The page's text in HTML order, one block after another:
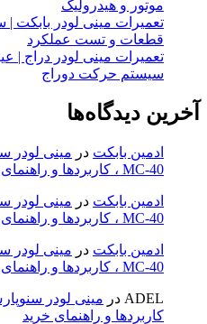
موتور و هیدرولیک
تعمیرات مینی لودر
قطعات و تست عملکرد
تعمیرات مینی لودر دراج |
سیستم حرکت دوراج
آخرین دیدگاه‌ها
ادمین بابکت در
MC-40 ، کاربردها و راهنمای خرید
ادمین بابکت در
MC-40 ، کاربردها و راهنمای خرید
ادمین بابکت در
MC-40 ، کاربردها و راهنمای خرید
ADEL در
کاربردها و راهنمای خرید